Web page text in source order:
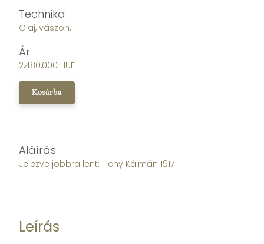
Technika
Olaj, vászon.
Ár
2,480,000 HUF
Kosárba
Aláírás
Jelezve jobbra lent: Tichy Kálmán 1917
Leírás